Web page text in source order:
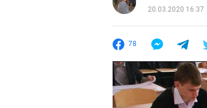
20.03.2020 16:37
78